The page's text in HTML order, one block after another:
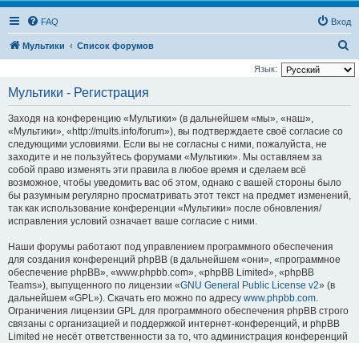
FAQ Вход
Мультики Список форумов
о
Язык:
Мультики - Регистрация
Заходя на конференцию «Мультики» (в дальнейшем «мы», «наш»,
«Мультики», «http://mults.info/forum»), вы подтверждаете своё согласие со
следующими условиями. Если вы не согласны с ними, пожалуйста, не
заходите и не пользуйтесь форумами «Мультики». Мы оставляем за
собой право изменять эти правила в любое время и сделаем всё
возможное, чтобы уведомить вас об этом, однако с вашей стороны было
бы разумным регулярно просматривать этот текст на предмет изменений,
так как использование конференции «Мультики» после обновления/
исправления условий означает ваше согласие с ними.
Наши форумы работают под управлением программного обеспечения
для создания конференций phpBB (в дальнейшем «они», «программное
обеспечение phpBB», «www.phpbb.com», «phpBB Limited», «phpBB
Teams»), выпущенного по лицензии «GNU General Public License v2» (в
дальнейшем «GPL»). Скачать его можно по адресу www.phpbb.com.
Ограничения лицензии GPL для программного обеспечения phpBB строго
связаны с организацией и поддержкой интернет-конференций, и phpBB
Limited не несёт ответственности за то, что администрация конференций